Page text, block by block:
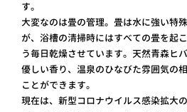
す。
大変なのは畳の管理。畳は水に強い特
が、浴槽の清掃時にはすべての畳を起
う毎日乾燥させています。天然青森ヒ
優しい香り、温泉のひなびた雰囲気の
ことができます。
現在は、新型コロナウイルス感染拡大